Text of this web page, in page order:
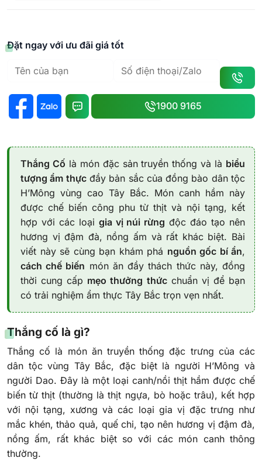
Đặt ngay với ưu đãi giá tốt
1900 9165
Thắng Cố là món đặc sản truyền thống và là biểu
tượng ẩm thựcđầy bản sắc của đồng bào dân tộc
H’Mông vùng cao Tây Bắc. Món canh hầm này
được chế biến công phu từ thịt và nội tạng, kết
hợp với các loại gia vị núi rừng độc đáo tạo nên
hương vị đậm đà, nồng ấm và rất khác biệt. Bài
viết này sẽ cùng bạn khám phá nguồn gốc bí ẩn,
cách chế biến món ăn đầy thách thức này, đồng
thời cung cấp mẹo thưởng thứcchuẩn vị để bạn
có trải nghiệm ẩm thực Tây Bắc trọn vẹn nhất.
Thắng cố là gì?
Thắng cố là món ăn truyền thống đặc trưng của các
dân tộc vùng Tây Bắc, đặc biệt là người H’Mông và
người Dao. Đây là một loại canh/nồi thịt hầm được chế
biến từ thịt (thường là thịt ngựa, bò hoặc trâu), kết hợp
với nội tạng, xương và các loại gia vị đặc trưng như
mắc khén, thảo quả, quế chi, tạo nên hương vị đậm đà,
nồng ấm, rất khác biệt so với các món canh thông
thường.